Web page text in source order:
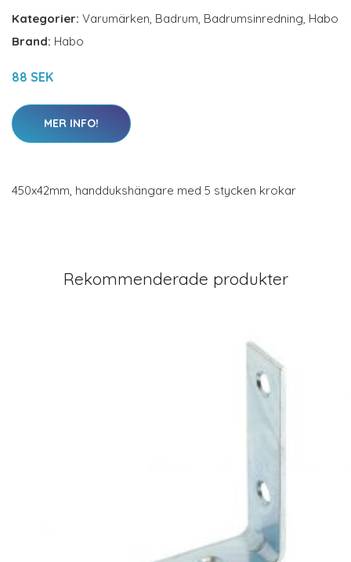
Kategorier: Varumärken, Badrum, Badrumsinredning, Habo
Brand: Habo
88 SEK
MER INFO!
450x42mm, handdukshängare med 5 stycken krokar
Rekommenderade produkter